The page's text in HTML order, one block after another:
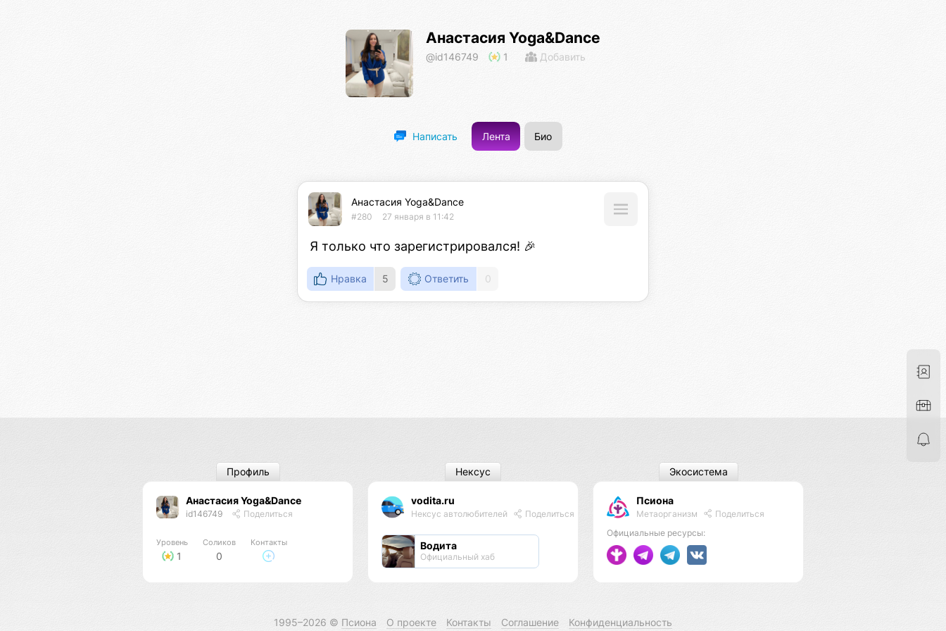
Анастасия Yoga&Dance
@id146749 1 Добавить
Написать Лента Био
Анастасия Yoga&Dance
#280 27 января в 11:42
Я только что зарегистрировался! 🎉
Нравка 5 Ответить 0
Анастасия Yoga&Dance
id146749 Поделиться
Уровень
1
Соликов
0
Контакты
Профиль
vodita.ru
Нексус автолюбителей Поделиться
Водита
Официальный хаб
Нексус
Псиона
Метаорганизм
Поделиться
Официальные ресурсы:
Экосистема
1995–2026 © Псиона О проекте Контакты Соглашение Конфиденциальность